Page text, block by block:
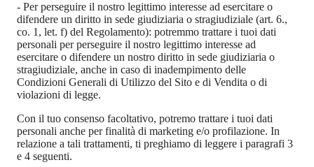
- Per perseguire il nostro legittimo interesse ad esercitare o
difendere un diritto in sede giudiziaria o stragiudiziale (art. 6.,
co. 1, let. f) del Regolamento): potremmo trattare i tuoi dati
personali per perseguire il nostro legittimo interesse ad
esercitare o difendere un nostro diritto in sede giudiziaria o
stragiudiziale, anche in caso di inadempimento delle
Condizioni Generali di Utilizzo del Sito e di Vendita o di
violazioni di legge.
Con il tuo consenso facoltativo, potremo trattare i tuoi dati
personali anche per finalità di marketing e/o profilazione. In
relazione a tali trattamenti, ti preghiamo di leggere i paragrafi 3
e 4 seguenti.